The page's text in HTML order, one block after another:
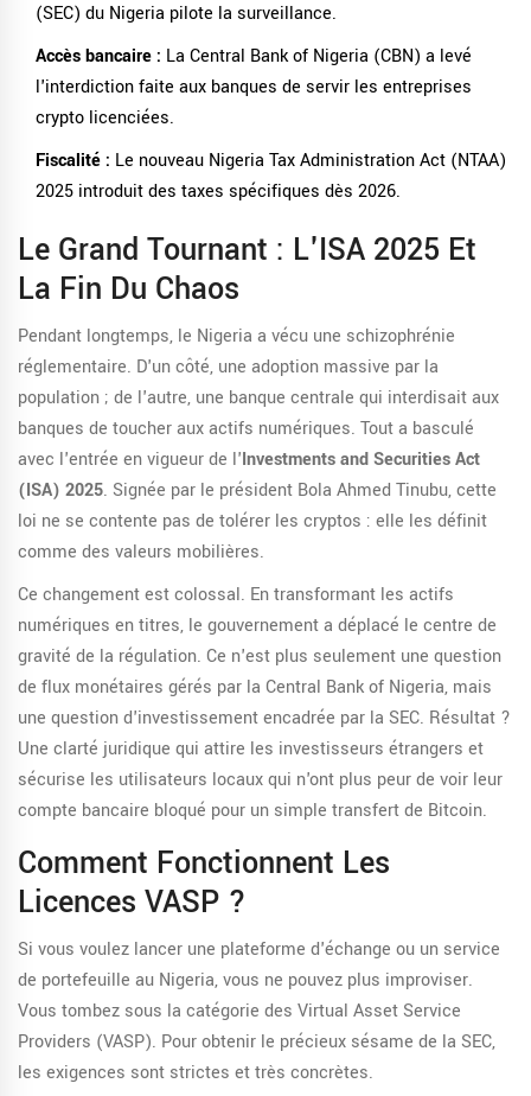
(SEC) du Nigeria pilote la surveillance.
Accès bancaire : La Central Bank of Nigeria (CBN) a levé
l'interdiction faite aux banques de servir les entreprises
crypto licenciées.
Fiscalité : Le nouveau Nigeria Tax Administration Act (NTAA)
2025 introduit des taxes spécifiques dès 2026.
Le Grand Tournant : L'ISA 2025 Et
La Fin Du Chaos
Pendant longtemps, le Nigeria a vécu une schizophrénie
réglementaire. D'un côté, une adoption massive par la
population ; de l'autre, une banque centrale qui interdisait aux
banques de toucher aux actifs numériques. Tout a basculé
avec l'entrée en vigueur de l'Investments and Securities Act
(ISA) 2025. Signée par le président Bola Ahmed Tinubu, cette
loi ne se contente pas de tolérer les cryptos : elle les définit
comme des valeurs mobilières.
Ce changement est colossal. En transformant les actifs
numériques en titres, le gouvernement a déplacé le centre de
gravité de la régulation. Ce n'est plus seulement une question
de flux monétaires gérés par la Central Bank of Nigeria, mais
une question d'investissement encadrée par la SEC. Résultat ?
Une clarté juridique qui attire les investisseurs étrangers et
sécurise les utilisateurs locaux qui n'ont plus peur de voir leur
compte bancaire bloqué pour un simple transfert de Bitcoin.
Comment Fonctionnent Les
Licences VASP ?
Si vous voulez lancer une plateforme d'échange ou un service
de portefeuille au Nigeria, vous ne pouvez plus improviser.
Vous tombez sous la catégorie des Virtual Asset Service
Providers (VASP). Pour obtenir le précieux sésame de la SEC,
les exigences sont strictes et très concrètes.